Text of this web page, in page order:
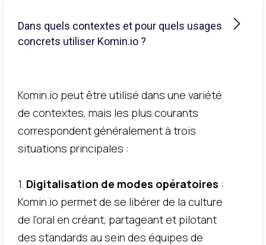
Dans quels contextes et pour quels usages
concrets utiliser Komin.io ?
Komin.io peut être utilisé dans une variété
de contextes, mais les plus courants
correspondent généralement à trois
situations principales :
1. Digitalisation de modes opératoires :
Komin.io permet de se libérer de la culture
de l'oral en créant, partageant et pilotant
des standards au sein des équipes de